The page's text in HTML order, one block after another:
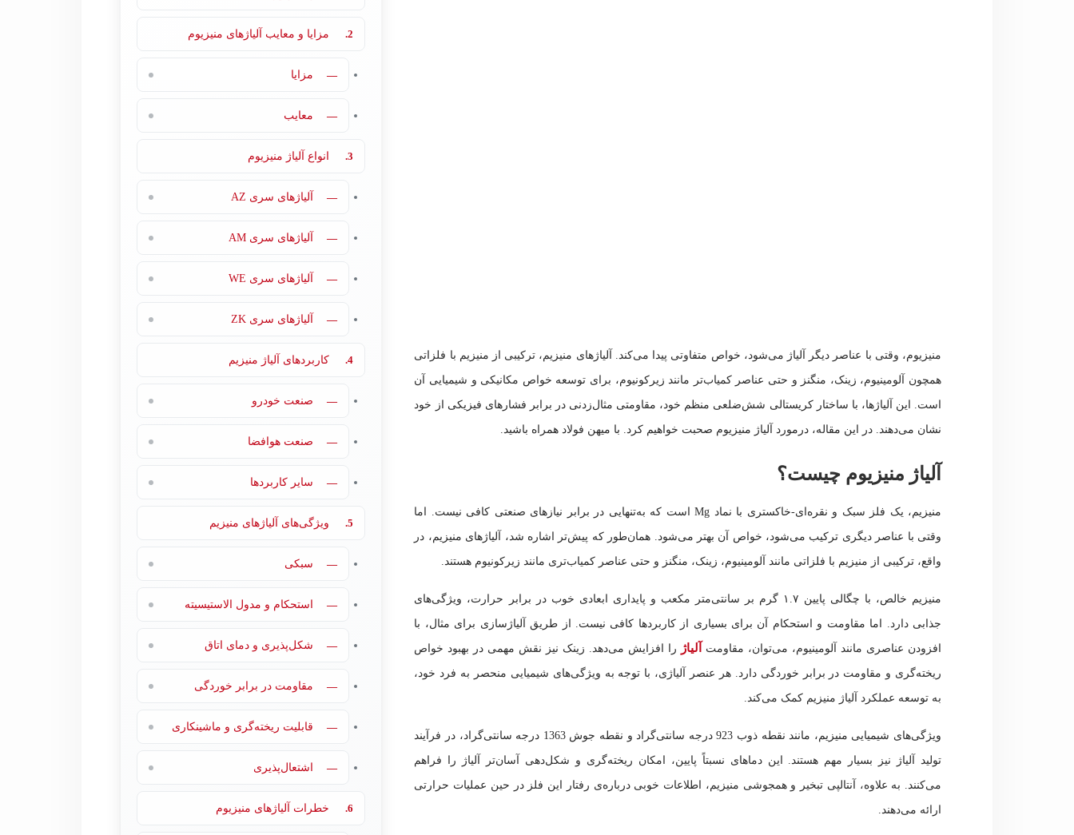
2. مزایا و معایب آلیاژهای منیزیوم
— مزایا
— معایب
3. انواع آلیاژ منیزیوم
— آلیاژهای سری AZ
— آلیاژهای سری AM
— آلیاژهای سری WE
— آلیاژهای سری ZK
4. کاربردهای آلیاژ منیزیم
— صنعت خودرو
— صنعت هوافضا
— سایر کاربردها
5. ویژگی‌های آلیاژهای منیزیم
— سبکی
— استحکام و مدول الاستیسیته
— شکل‌پذیری و دمای اتاق
— مقاومت در برابر خوردگی
— قابلیت ریخته‌گری و ماشینکاری
— اشتعال‌پذیری
6. خطرات آلیاژهای منیزیوم
منیزیوم، وقتی با عناصر دیگر آلیاژ می‌شود، خواص متفاوتی پیدا می‌کند. آلیاژهای منیزیم، ترکیبی از منیزیم با فلزاتی
همچون آلومینیوم، زینک، منگنز و حتی عناصر کمیاب‌تر مانند زیرکونیوم، برای توسعه خواص مکانیکی و شیمیایی آن
است. این آلیاژها، با ساختار کریستالی شش‌ضلعی منظم خود، مقاومتی مثال‌زدنی در برابر فشارهای فیزیکی از خود
نشان می‌دهند. در این مقاله، درمورد آلیاژ منیزیوم صحبت خواهیم کرد. با میهن فولاد همراه باشید.
آلیاژ منیزیوم چیست؟
منیزیم، یک فلز سبک و نقره‌ای-خاکستری با نماد Mg است که به‌تنهایی در برابر نیازهای صنعتی کافی نیست. اما
وقتی با عناصر دیگری ترکیب می‌شود، خواص آن بهتر می‌شود. همان‌طور که پیش‌تر اشاره شد، آلیاژهای منیزیم، در
واقع، ترکیبی از منیزیم با فلزاتی مانند آلومینیوم، زینک، منگنز و حتی عناصر کمیاب‌تری مانند زیرکونیوم هستند.
منیزیم خالص، با چگالی پایین ۱.۷ گرم بر سانتی‌متر مکعب و پایداری ابعادی خوب در برابر حرارت، ویژگی‌های
جذابی دارد. اما مقاومت و استحکام آن برای بسیاری از کاربردها کافی نیست. از طریق آلیاژسازی برای مثال، با
افزودن عناصری مانند آلومینیوم، می‌توان، مقاومت آلیاژ را افزایش می‌دهد. زینک نیز نقش مهمی در بهبود خواص
ریخته‌گری و مقاومت در برابر خوردگی دارد. هر عنصر آلیاژی، با توجه به ویژگی‌های شیمیایی منحصر به فرد خود،
به توسعه عملکرد آلیاژ منیزیم کمک می‌کند.
ویژگی‌های شیمیایی منیزیم، مانند نقطه ذوب 923 درجه سانتی‌گراد و نقطه جوش 1363 درجه سانتی‌گراد، در فرآیند
تولید آلیاژ نیز بسیار مهم هستند. این دماهای نسبتاً پایین، امکان ریخته‌گری و شکل‌دهی آسان‌تر آلیاژ را فراهم
می‌کنند. به علاوه، آنتالپی تبخیر و همجوشی منیزیم، اطلاعات خوبی درباره‌ی رفتار این فلز در حین عملیات حرارتی
ارائه می‌دهند.